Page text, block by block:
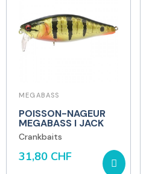
MEGABASS
POISSON-NAGEUR
MEGABASS I JACK
Crankbaits
31,80 CHF